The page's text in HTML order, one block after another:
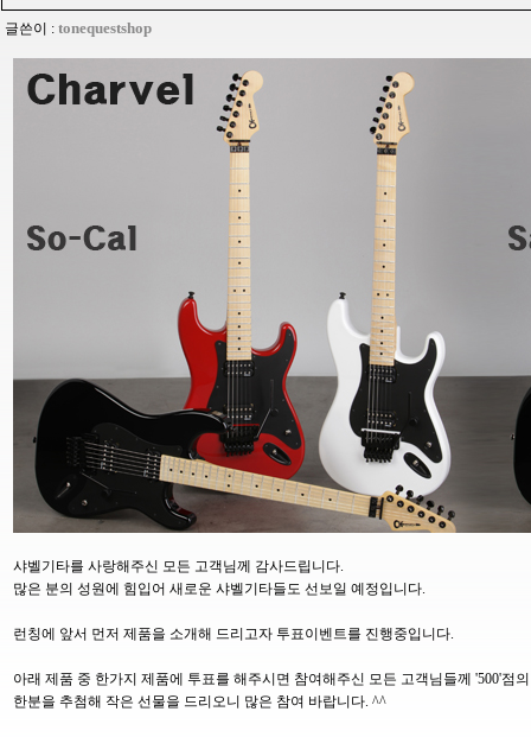
글쓴이 : tonequestshop
샤벨기타를 사랑해주신 모든 고객님께 감사드립니다.
많은 분의 성원에 힘입어 새로운 샤벨기타들도 선보일 예정입니다.
런칭에 앞서 먼저 제품을 소개해 드리고자 투표이벤트를 진행중입니다.
아래 제품 중 한가지 제품에 투표를 해주시면 참여해주신 모든 고객님들께 '500'점
한분을 추첨해 작은 선물을 드리오니 많은 참여 바랍니다. ^^